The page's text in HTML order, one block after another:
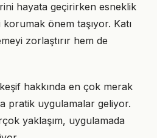
hayata geçirirken esneklik
önem taşıyor. Katı
zorlaştırır hem de
hakkında en çok merak
pratik uygulamalar geliyor.
yaklaşım, uygulamada